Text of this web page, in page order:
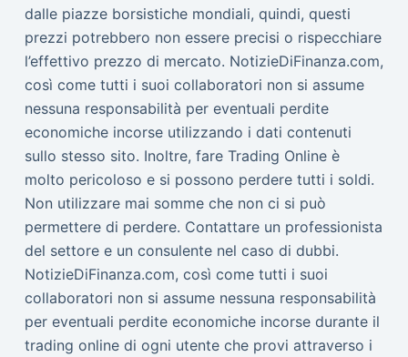
dalle piazze borsistiche mondiali, quindi, questi
prezzi potrebbero non essere precisi o rispecchiare
l’effettivo prezzo di mercato. NotizieDiFinanza.com,
così come tutti i suoi collaboratori non si assume
nessuna responsabilità per eventuali perdite
economiche incorse utilizzando i dati contenuti
sullo stesso sito. Inoltre, fare Trading Online è
molto pericoloso e si possono perdere tutti i soldi.
Non utilizzare mai somme che non ci si può
permettere di perdere. Contattare un professionista
del settore e un consulente nel caso di dubbi.
NotizieDiFinanza.com, così come tutti i suoi
collaboratori non si assume nessuna responsabilità
per eventuali perdite economiche incorse durante il
trading online di ogni utente che provi attraverso i